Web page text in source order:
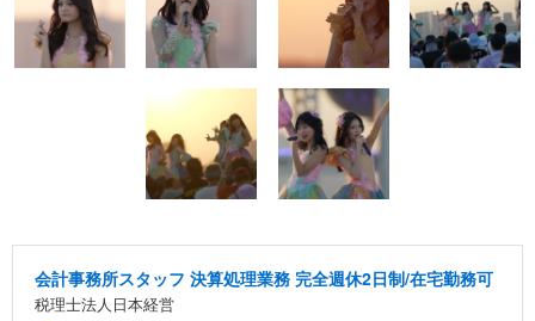
会計事務所スタッフ 決算処理業務 完全週休2日制/在宅勤務可
税理士法人日本経営